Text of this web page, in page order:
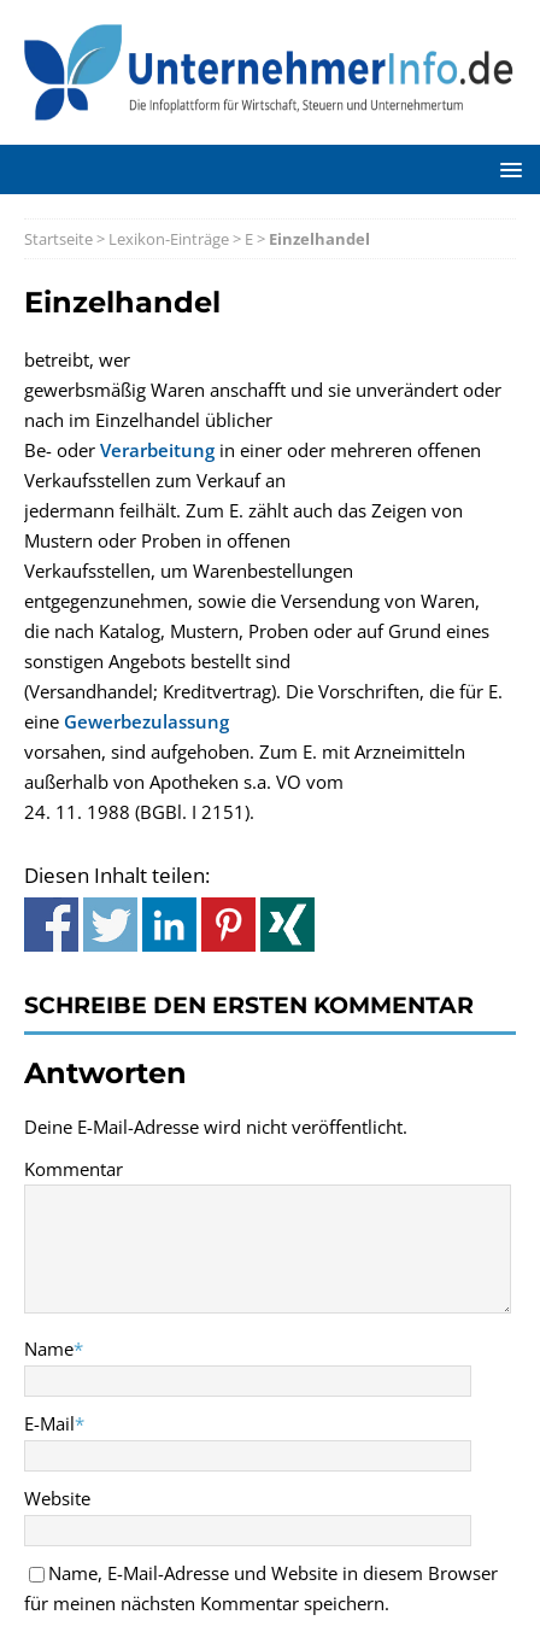
Startseite> Lexikon-Einträge> E> Einzelhandel
Einzelhandel
betreibt, wer
gewerbsmäßig Waren anschafft und sie unverändert oder
nach im Einzelhandel üblicher
Be- oder Verarbeitung in einer oder mehreren offenen
Verkaufsstellen zum Verkauf an
jedermann feilhält. Zum E. zählt auch das Zeigen von
Mustern oder Proben in offenen
Verkaufsstellen, um Warenbestellungen
entgegenzunehmen, sowie die Versendung von Waren,
die nach Katalog, Mustern, Proben oder auf Grund eines
sonstigen Angebots bestellt sind
(Versandhandel; Kreditvertrag). Die Vorschriften, die für E.
eine Gewerbezulassung
vorsahen, sind aufgehoben. Zum E. mit Arzneimitteln
außerhalb von Apotheken s.a. VO vom
24. 11. 1988 (BGBl. I 2151).
Diesen Inhalt teilen:
SCHREIBE DEN ERSTEN KOMMENTAR
Antworten
Deine E-Mail-Adresse wird nicht veröffentlicht.
Kommentar
Name*
E-Mail*
Website
Name, E-Mail-Adresse und Website in diesem Browser
für meinen nächsten Kommentar speichern.